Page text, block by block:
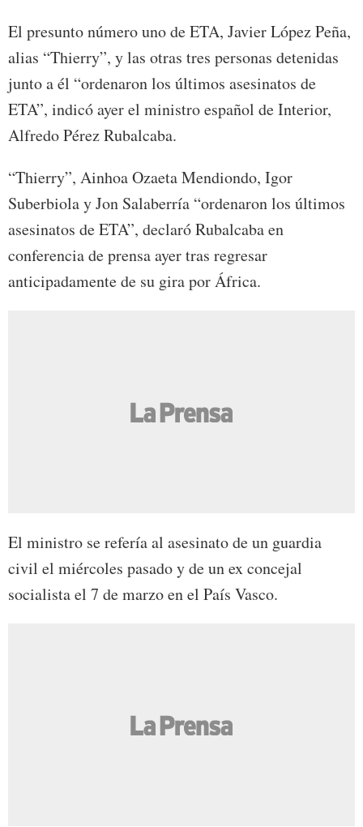
El presunto número uno de ETA, Javier López Peña,
alias “Thierry”, y las otras tres personas detenidas
junto a él “ordenaron los últimos asesinatos de
ETA”, indicó ayer el ministro español de Interior,
Alfredo Pérez Rubalcaba.
“Thierry”, Ainhoa Ozaeta Mendiondo, Igor
Suberbiola y Jon Salaberría “ordenaron los últimos
asesinatos de ETA”, declaró Rubalcaba en
conferencia de prensa ayer tras regresar
anticipadamente de su gira por África.
El ministro se refería al asesinato de un guardia
civil el miércoles pasado y de un ex concejal
socialista el 7 de marzo en el País Vasco.